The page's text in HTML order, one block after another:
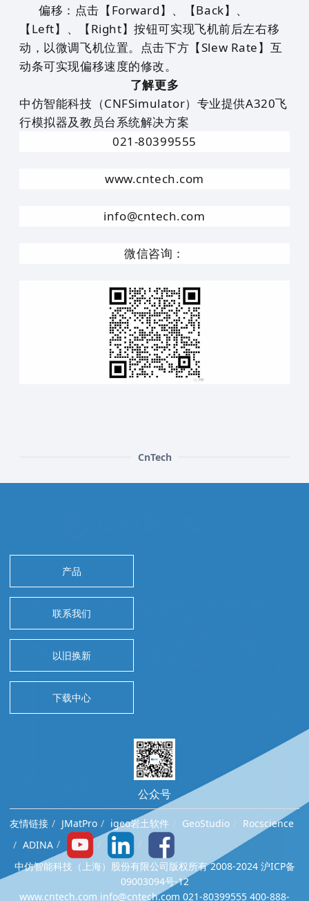
偏移：点击【Forward】、【Back】、
【Left】、【Right】按钮可实现飞机前后左右移
动，以微调飞机位置。点击下方【Slew Rate】互
动条可实现偏移速度的修改。
了解更多
中仿智能科技（CNFSimulator）专业提供A320飞
行模拟器及教员台系统解决方案
021-80399555
www.cntech.com
info@cntech.com
微信咨询：
CnTech
产品
联系我们
以旧换新
下载中心
公众号
友情链接 JMatPro igeo岩土软件 GeoStudio
Rocscience
ADINA
中仿智能科技（上海）股份有限公司版权所有 2008-2024 沪ICP备
09003094号-12
www.cntech.com info@cntech.com 021-80399555 400-888-